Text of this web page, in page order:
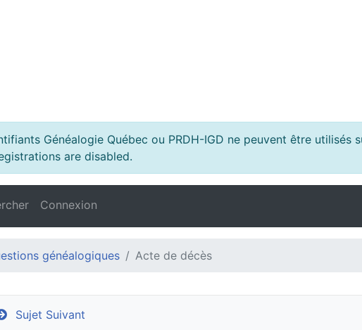
Généalogie Québec ou PRDH-IGD ne peuvent être
are disabled.
Connexion
généalogiques Acte de décès
Sujet Suivant